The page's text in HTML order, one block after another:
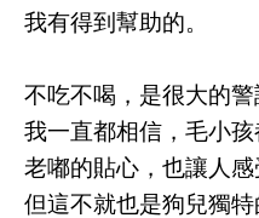
我有得到幫助的。
不吃不喝，是很大的警
我一直都相信，毛小孩
老嘟的貼心，也讓人感
但這不就也是狗兒獨特